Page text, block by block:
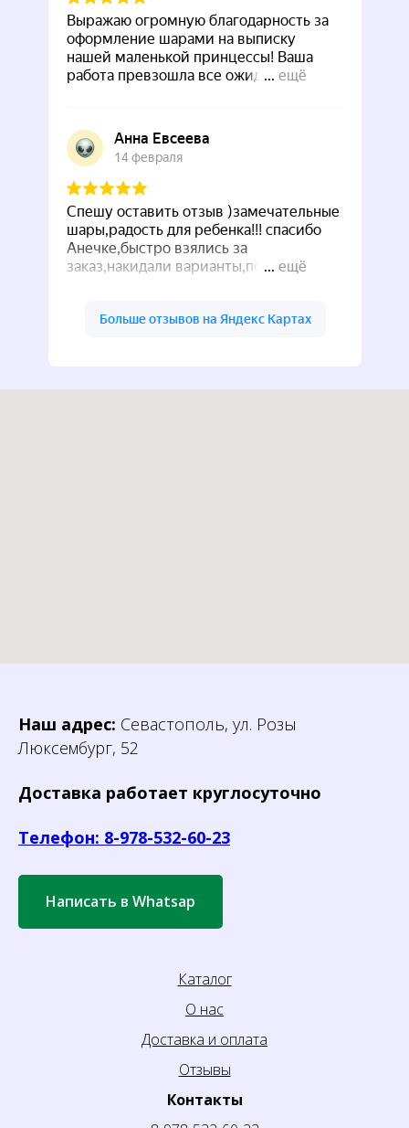
Наш адрес: Севастополь, ул. Розы
Люксембург, 52
Доставка работает круглосуточно
Телефон: 8-978-532-60-23
Написать в Whatsap
Контакты
Каталог
О нас
Доставка и оплата
Отзывы